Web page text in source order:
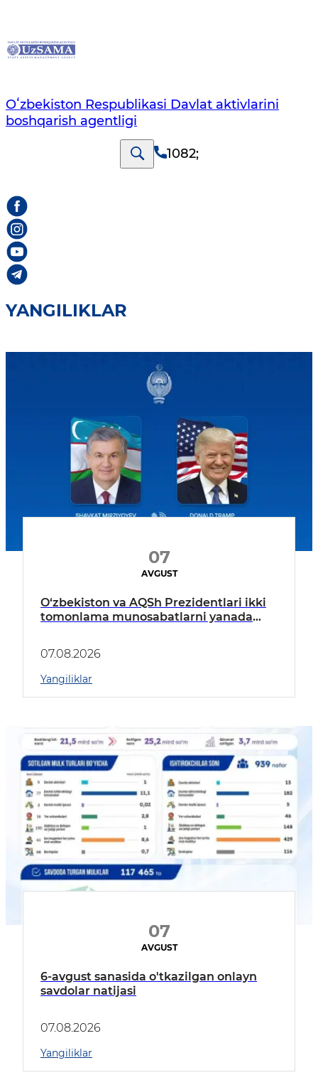
Oʻzbekiston Respublikasi Davlat aktivlarini
boshqarish agentligi
1082;
YANGILIKLAR
07
AVGUST
O‘zbekiston va AQSh Prezidentlari ikki
tomonlama munosabatlarni yanada
07.08.2026
Yangiliklar
07
AVGUST
6-avgust sanasida o'tkazilgan onlayn
savdolar natijasi
07.08.2026
Yangiliklar